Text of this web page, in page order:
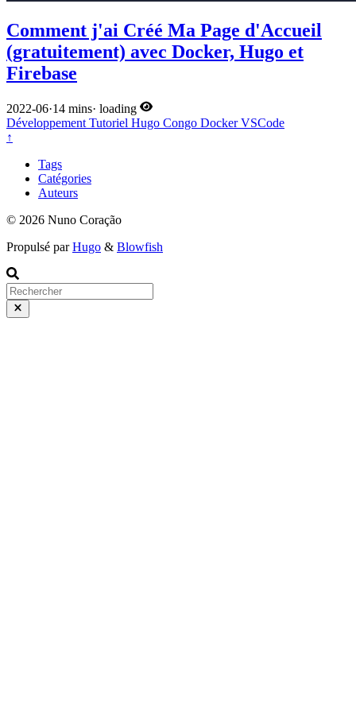
Comment j'ai Créé Ma Page d'Accueil
(gratuitement) avec Docker, Hugo et
Firebase
2022-06·14 mins· loading
Développement Tutoriel Hugo Congo DockerVSCode
↑
Tags
Catégories
Auteurs
© 2026 Nuno Coração
Propulsé parHugo & Blowfish